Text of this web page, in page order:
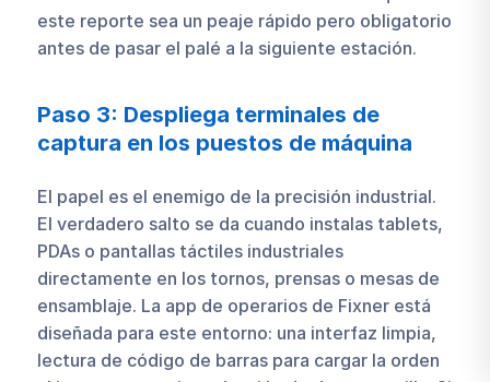
este reporte sea un peaje rápido pero obligatorio
antes de pasar el palé a la siguiente estación.
Paso 3: Despliega terminales de
captura en los puestos de máquina
El papel es el enemigo de la precisión industrial.
El verdadero salto se da cuando instalas tablets,
PDAs o pantallas táctiles industriales
directamente en los tornos, prensas o mesas de
ensamblaje. La app de operarios de Fixner está
diseñada para este entorno: una interfaz limpia,
lectura de código de barras para cargar la orden